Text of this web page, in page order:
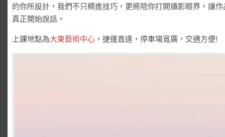
的你所設計，我們不只精進技巧，更將陪你打開攝影眼界，讓作
真正開始說話。
上課地點為大東藝術中心 ，捷運直達，停車場寬廣，交通方便!